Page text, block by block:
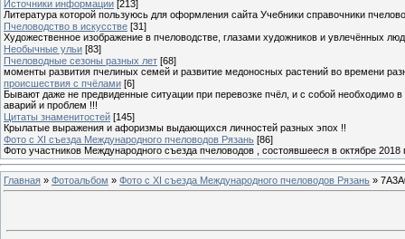
Источники информации [213]
Литература которой пользуюсь для оформления сайта Учебники справочники
Пчеловодство в искусстве [31]
Художественное изображение в пчеловодстве, глазами художников и увлечённых
Необычные ульи [83]
Пчеловодные сезоны разных лет [68]
моменты развития пчелиных семей и развитие медоносных растений во времени
происшествия с пчёлами [6]
Бывают даже не предвиденные ситуации при перевозке пчёл, и с собой необходимо
аварий и проблем !!!
Цитаты знаменитостей [145]
Крылатые выражения и афоризмы выдающихся личностей разных эпох !!
Фото с XI съезда Международного пчеловодов Рязань [86]
Фото участников Международного съезда пчеловодов , состоявшееся в октябре 2018
Главная » Фотоальбом » Фото с XI съезда Международного пчеловодов Рязань »